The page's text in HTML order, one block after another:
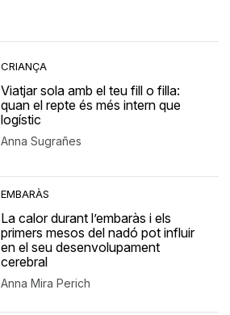
CRIANÇA
Viatjar sola amb el teu fill o filla:
quan el repte és més intern que
logístic
Anna Sugrañes
EMBARÀS
La calor durant l’embaràs i els
primers mesos del nadó pot influir
en el seu desenvolupament
cerebral
Anna Mira Perich